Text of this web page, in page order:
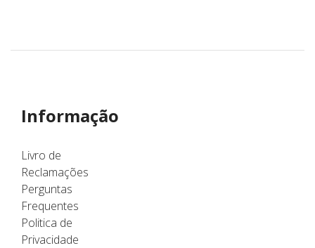
Informação
Livro de
Reclamações
Perguntas
Frequentes
Politica de
Privacidade